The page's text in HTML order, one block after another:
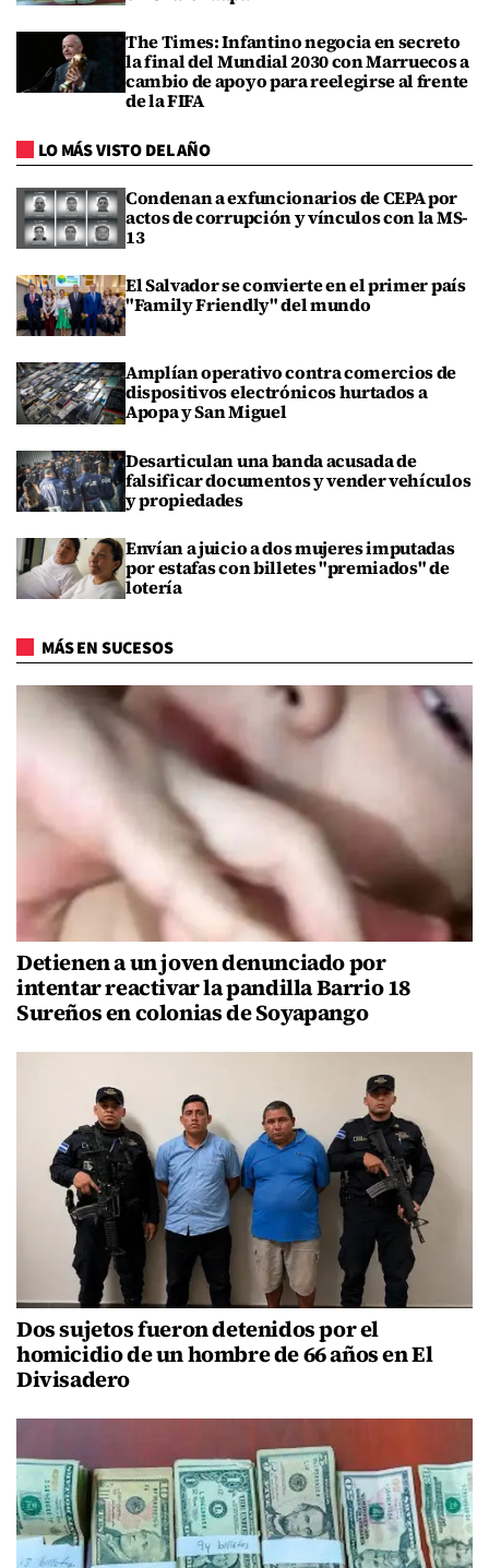
The Times: Infantino negocia en secreto
la final del Mundial 2030 con Marruecos a
cambio de apoyo para reelegirse al frente
de la FIFA
LO MÁS VISTO DEL AÑO
Condenan a exfuncionarios de CEPA por
actos de corrupción y vínculos con la MS-
13
El Salvador se convierte en el primer país
"Family Friendly" del mundo
Amplían operativo contra comercios de
dispositivos electrónicos hurtados a
Apopa y San Miguel
Desarticulan una banda acusada de
falsificar documentos y vender vehículos
y propiedades
Envían a juicio a dos mujeres imputadas
por estafas con billetes "premiados" de
lotería
MÁS EN SUCESOS
Detienen a un joven denunciado por
intentar reactivar la pandilla Barrio 18
Sureños en colonias de Soyapango
Dos sujetos fueron detenidos por el
homicidio de un hombre de 66 años en El
Divisadero